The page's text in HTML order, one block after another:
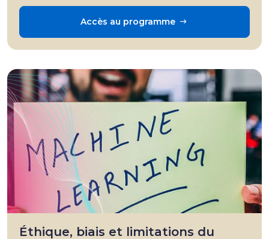
Accès au programme
Éthique, biais et limitations du